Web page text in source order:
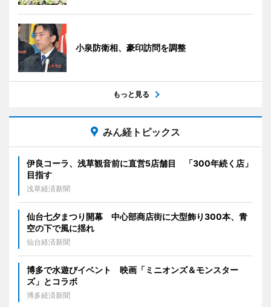
小泉防衛相、豪印訪問を調整
もっと見る
みん経トピックス
伊良コーラ、浅草観音前に直営5店舗目 「300年続く店」
目指す
浅草経済新聞
仙台七夕まつり開幕 中心部商店街に大型飾り300本、青
空の下で風に揺れ
仙台経済新聞
博多で水遊びイベント 映画「ミニオンズ＆モンスター
ズ」とコラボ
博多経済新聞